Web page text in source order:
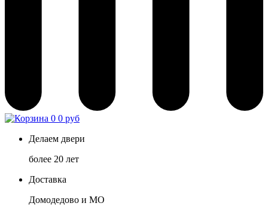
0 0 руб
Делаем двери
более 20 лет
Доставка
Домодедово и МО